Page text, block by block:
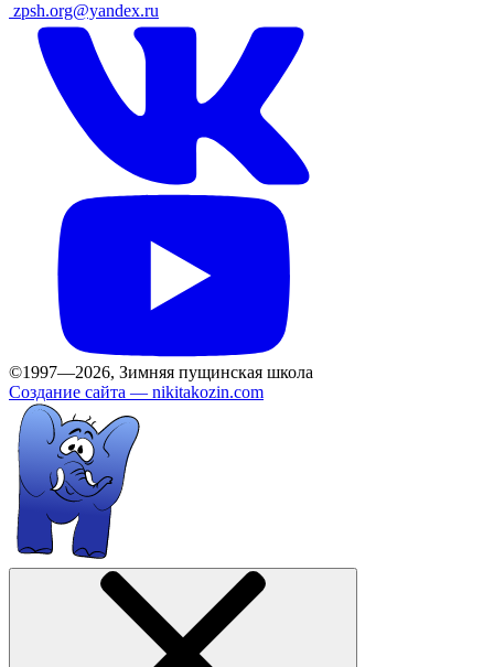
zpsh.org@yandex.ru
©1997—2026, Зимняя пущинская школа
Создание сайта — nikitakozin.com